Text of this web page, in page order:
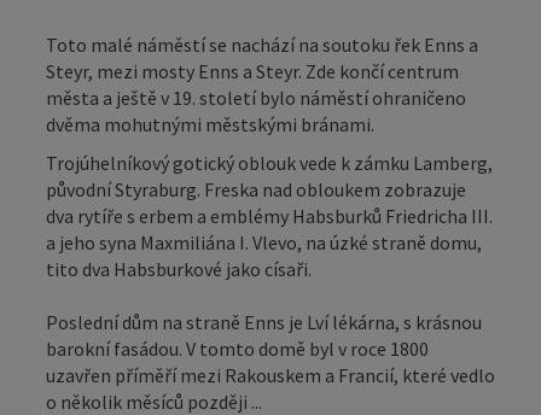
Toto malé náměstí se nachází na soutoku řek Enns a
Steyr, mezi mosty Enns a Steyr. Zde končí centrum
města a ještě v 19. století bylo náměstí ohraničeno
dvěma mohutnými městskými bránami.
Trojúhelníkový gotický oblouk vede k zámku Lamberg,
původní Styraburg. Freska nad obloukem zobrazuje
dva rytíře s erbem a emblémy Habsburků Friedricha III.
a jeho syna Maxmiliána I. Vlevo, na úzké straně domu,
tito dva Habsburkové jako císaři.
Poslední dům na straně Enns je Lví lékárna, s krásnou
barokní fasádou. V tomto domě byl v roce 1800
uzavřen příměří mezi Rakouskem a Francií, které vedlo
o několik měsíců později ...